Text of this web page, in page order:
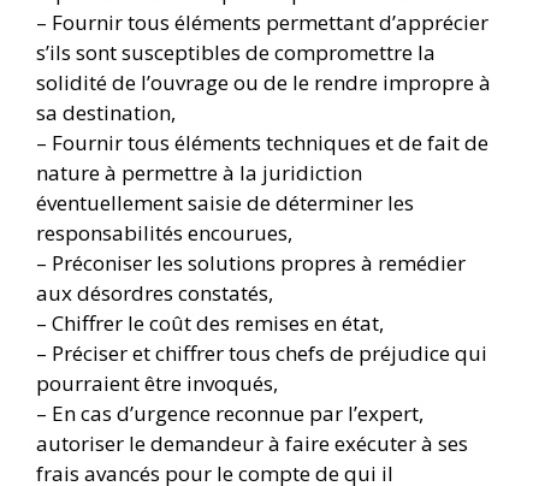
– Fournir tous éléments permettant d’apprécier
s’ils sont susceptibles de compromettre la
solidité de l’ouvrage ou de le rendre impropre à
sa destination,
– Fournir tous éléments techniques et de fait de
nature à permettre à la juridiction
éventuellement saisie de déterminer les
responsabilités encourues,
– Préconiser les solutions propres à remédier
aux désordres constatés,
– Chiffrer le coût des remises en état,
– Préciser et chiffrer tous chefs de préjudice qui
pourraient être invoqués,
– En cas d’urgence reconnue par l’expert,
autoriser le demandeur à faire exécuter à ses
frais avancés pour le compte de qui il